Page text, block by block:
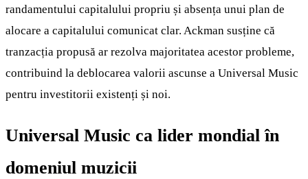
randamentului capitalului propriu și absența unui plan de
alocare a capitalului comunicat clar. Ackman susține că
tranzacția propusă ar rezolva majoritatea acestor probleme,
contribuind la deblocarea valorii ascunse a Universal Music
pentru investitorii existenți și noi.
Universal Music ca lider mondial în
domeniul muzicii